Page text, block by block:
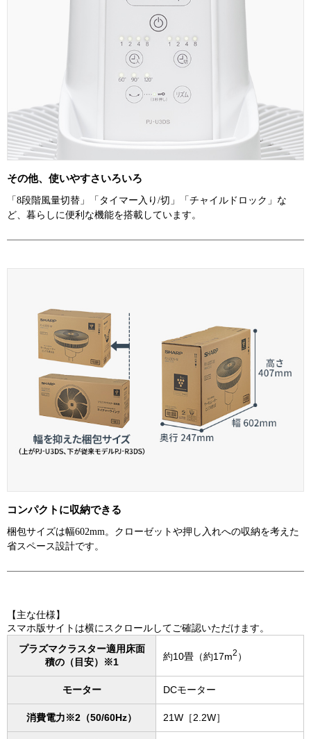
【主な仕様】
スマホ版サイトは横にスクロールしてご確認いただけます。
プラズマクラスター適用床面
積の（目安）※1
約10畳（約17m2 ）
モーター DCモーター
消費電力※2（50/60Hz） 21W［2.2W］